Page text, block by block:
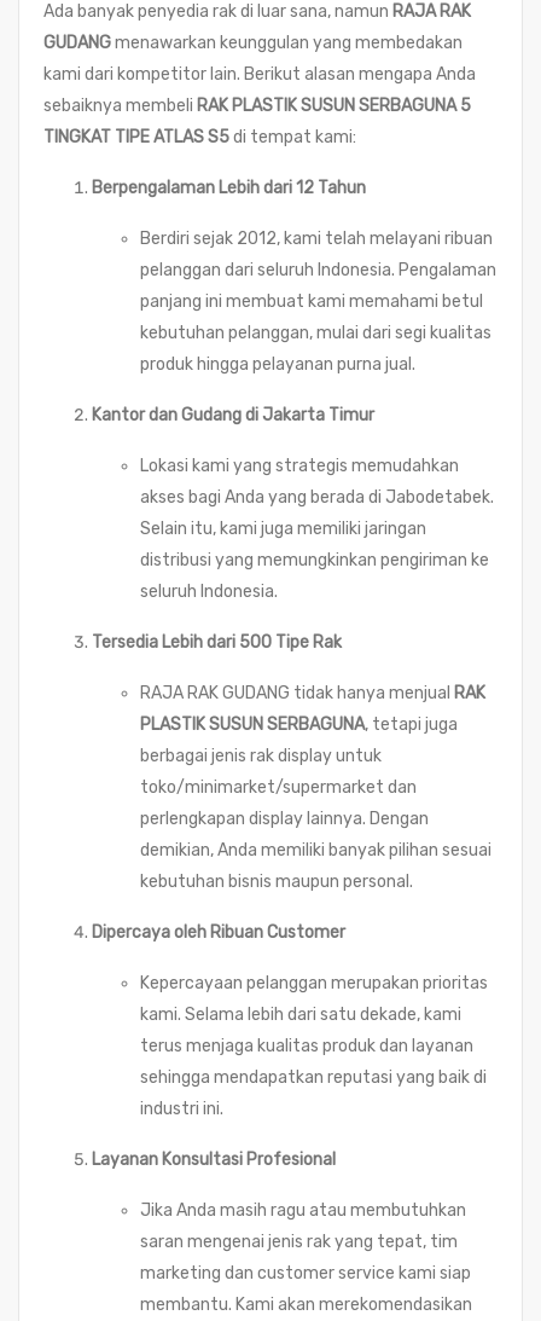
Ada banyak penyedia rak di luar sana, namun RAJA RAK
GUDANGmenawarkan keunggulan yang membedakan
kami dari kompetitor lain. Berikut alasan mengapa Anda
sebaiknya membeli RAK PLASTIK SUSUN SERBAGUNA 5
TINGKAT TIPE ATLAS S5di tempat kami:
Berpengalaman Lebih dari 12 Tahun
Berdiri sejak 2012, kami telah melayani ribuan
pelanggan dari seluruh Indonesia. Pengalaman
panjang ini membuat kami memahami betul
kebutuhan pelanggan, mulai dari segi kualitas
produk hingga pelayanan purna jual.
Kantor dan Gudang di Jakarta Timur
Lokasi kami yang strategis memudahkan
akses bagi Anda yang berada di Jabodetabek.
Selain itu, kami juga memiliki jaringan
distribusi yang memungkinkan pengiriman ke
seluruh Indonesia.
Tersedia Lebih dari 500 Tipe Rak
RAJA RAK GUDANG tidak hanya menjual RAK
PLASTIK SUSUN SERBAGUNA, tetapi juga
berbagai jenis rak display untuk
toko/minimarket/supermarket dan
perlengkapan display lainnya. Dengan
demikian, Anda memiliki banyak pilihan sesuai
kebutuhan bisnis maupun personal.
Dipercaya oleh Ribuan Customer
Kepercayaan pelanggan merupakan prioritas
kami. Selama lebih dari satu dekade, kami
terus menjaga kualitas produk dan layanan
sehingga mendapatkan reputasi yang baik di
industri ini.
Layanan Konsultasi Profesional
Jika Anda masih ragu atau membutuhkan
saran mengenai jenis rak yang tepat, tim
marketing dan customer service kami siap
membantu. Kami akan merekomendasikan